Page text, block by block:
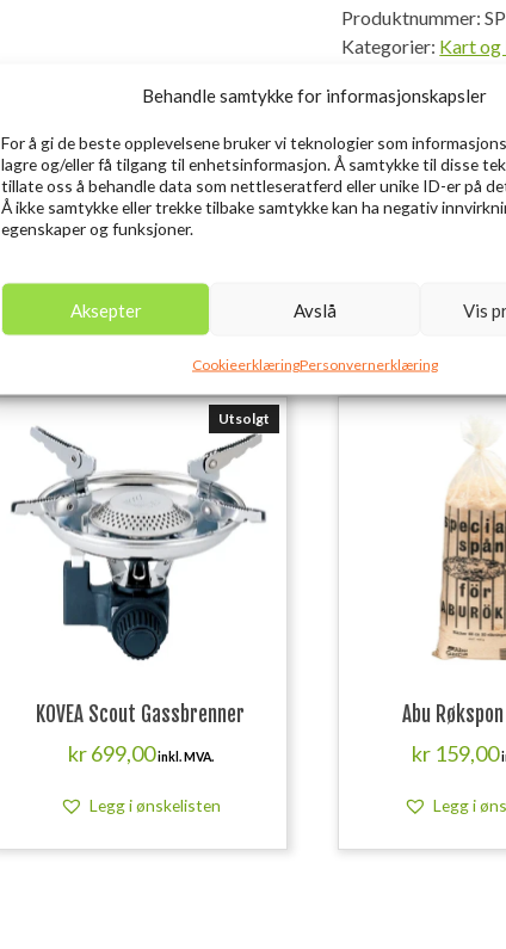
Behandle samtykke for informasjonskapsler
For å gi de beste opplevelsene bruker vi teknologier som
lagre og/eller få tilgang til enhetsinformasjon. Å samtykke til disse
tillate oss å behandle data som nettleseratferd eller unike ID-er på
Å ikke samtykke eller trekke tilbake samtykke kan ha negativ
egenskaper og funksjoner.
Aksepter Avslå Vis
CookieerklæringPersonvernerklæring
Produktnummer:
Kategorier: Kart og
Utsolgt
KOVEA Scout Gassbrenner
kr699,00 inkl. MVA.
Legg i ønskelisten
Abu
kr159,00
Legg i